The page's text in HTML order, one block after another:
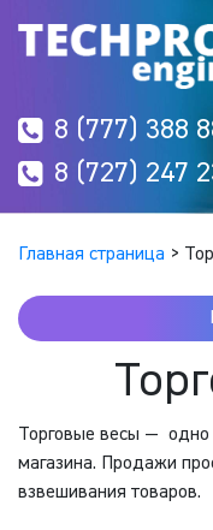
8 (777) 388
8 (727) 247
Главная страница >
Торговые весы — одно
магазина. Продажи
взвешивания товаров.